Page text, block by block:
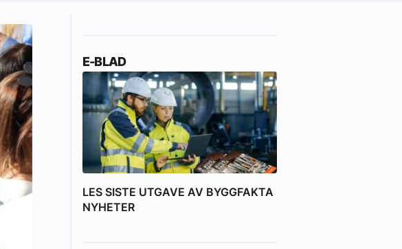
E-BLAD
LES SISTE UTGAVE AV BYGGFAKTA
NYHETER